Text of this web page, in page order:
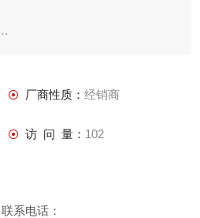
型可以达到IP67；专用于II区防
广泛用于石油、
厂商性质： 经销商
访 问 量： 102
联系电话：